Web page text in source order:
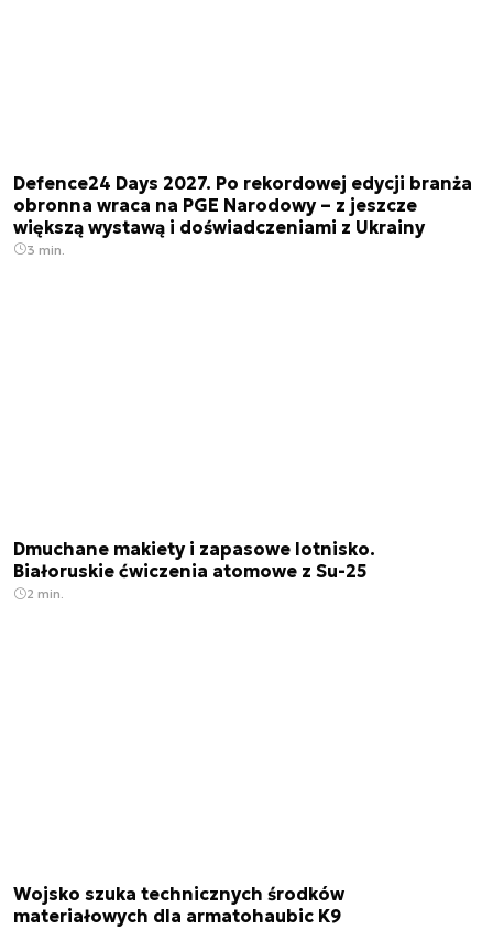
Defence24 Days 2027. Po rekordowej edycji branża
obronna wraca na PGE Narodowy – z jeszcze
większą wystawą i doświadczeniami z Ukrainy
3 min.
Dmuchane makiety i zapasowe lotnisko.
Białoruskie ćwiczenia atomowe z Su-25
2 min.
Wojsko szuka technicznych środków
materiałowych dla armatohaubic K9